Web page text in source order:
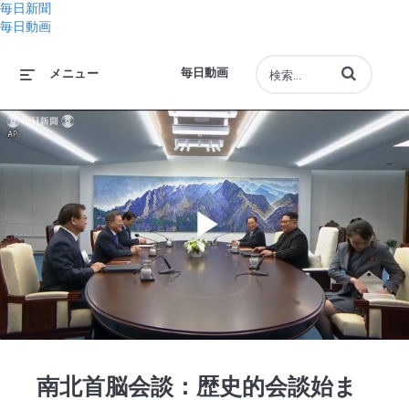
毎日新聞
毎日動画
毎日動画
メニュー 動画の検索語句
Play
南北首脳会談：歴史的会談始ま